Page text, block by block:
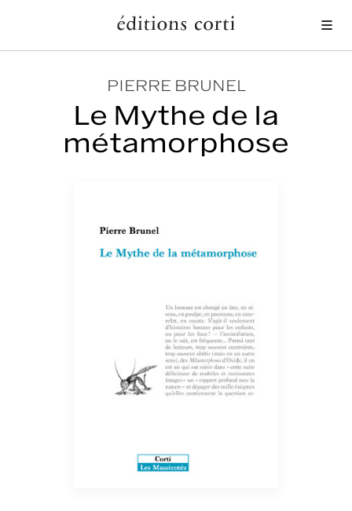
PIERRE BRUNEL
Le Mythe de la
métamorphose